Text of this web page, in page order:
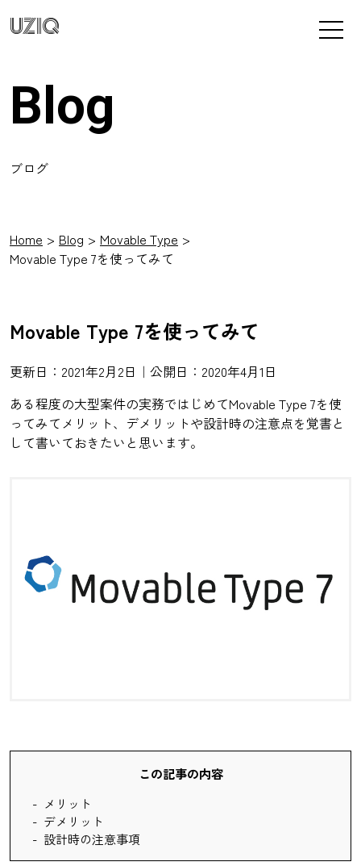
UZIQ
Blog
ブログ
Home Blog
Movable Type
Movable Type 7を使ってみて
Movable Type 7を使ってみて
更新日：2021年2月2日｜公開日：2020年4月1日
ある程度の大型案件の実務ではじめてMovable Type 7を使
ってみてメリット、デメリットや設計時の注意点を覚書と
して書いておきたいと思います。
この記事の内容
メリット
デメリット
設計時の注意事項